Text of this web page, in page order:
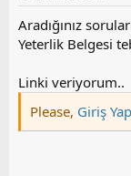
Aradığınız
Yeterlik Belgesi
Linki veriyorum..
Please, Giriş Yap